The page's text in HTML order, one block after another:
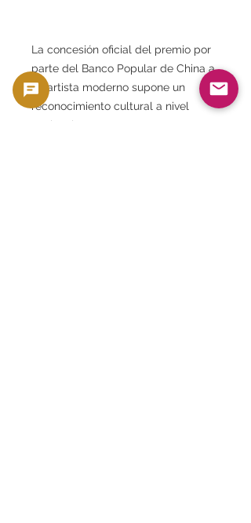
La concesión oficial del premio por
parte del Banco Popular de China a
un artista moderno supone un
reconocimiento cultural a nivel
nacional.